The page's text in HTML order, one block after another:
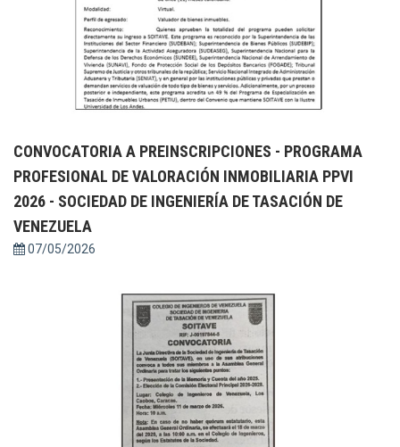
CONVOCATORIA A PREINSCRIPCIONES - PROGRAMA
PROFESIONAL DE VALORACIÓN INMOBILIARIA PPVI
2026 - SOCIEDAD DE INGENIERÍA DE TASACIÓN DE
VENEZUELA
07/05/2026